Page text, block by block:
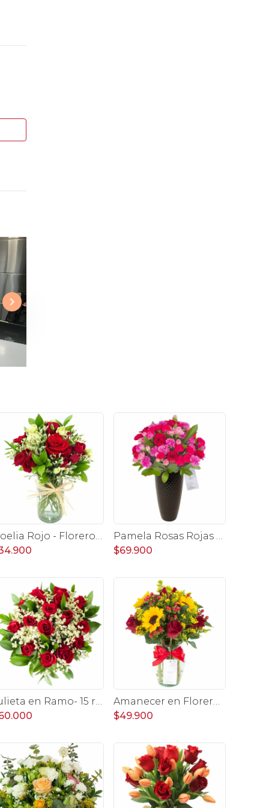
Noelia Rojo - Florero pequeño con Rosas, mini rosas, mini claveles y limonium
Pamela Rosas Rojas - Florero negro mediano con rosas rojas y mini claveles rosados y fucsias
$69.900
Julieta en Ramo- 15 rosas ecuatorianas rojo y limonium
Amanecer en Florero - Florero con girasoles, rosas rojo e hypericum
$49.900